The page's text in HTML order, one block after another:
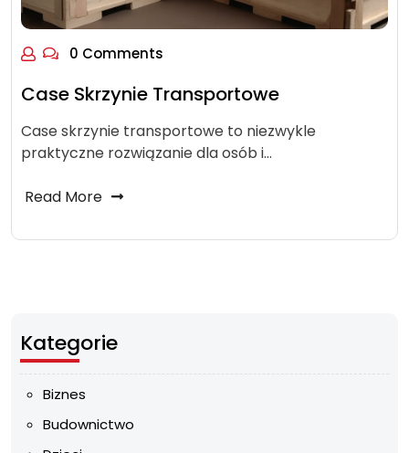
0 Comments
Case Skrzynie Transportowe
Case skrzynie transportowe to niezwykle
praktyczne rozwiązanie dla osób i…
Read More
Kategorie
Biznes
Budownictwo